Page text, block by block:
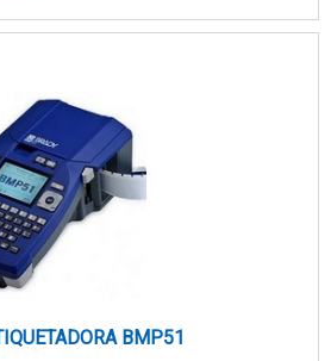
e verso a um preço sem
....
BMP51